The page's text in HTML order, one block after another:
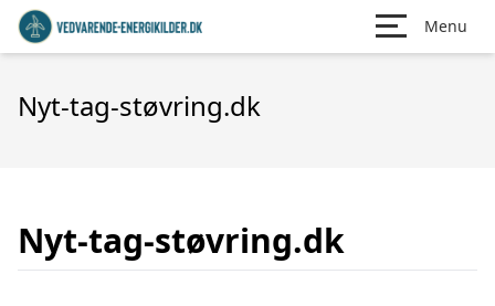
Menu
Nyt-tag-støvring.dk
Nyt-tag-støvring.dk